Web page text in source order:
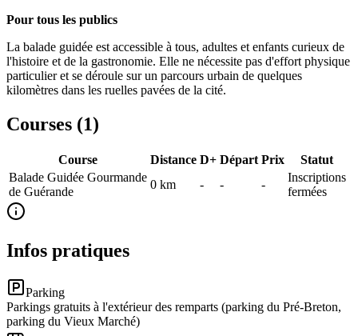
Pour tous les publics
La balade guidée est accessible à tous, adultes et enfants curieux de
l'histoire et de la gastronomie. Elle ne nécessite pas d'effort physique
particulier et se déroule sur un parcours urbain de quelques
kilomètres dans les ruelles pavées de la cité.
Courses (1)
Course Distance D+ Départ Prix
Statut
Balade Guidée Gourmande
de Guérande
0 km - - -
Inscriptions
fermées
Infos pratiques
Parking
Parkings gratuits à l'extérieur des remparts (parking du Pré-Breton,
parking du Vieux Marché)